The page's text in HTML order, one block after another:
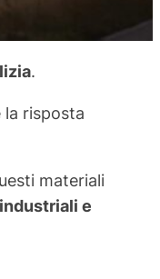
.
la risposta
materiali
e